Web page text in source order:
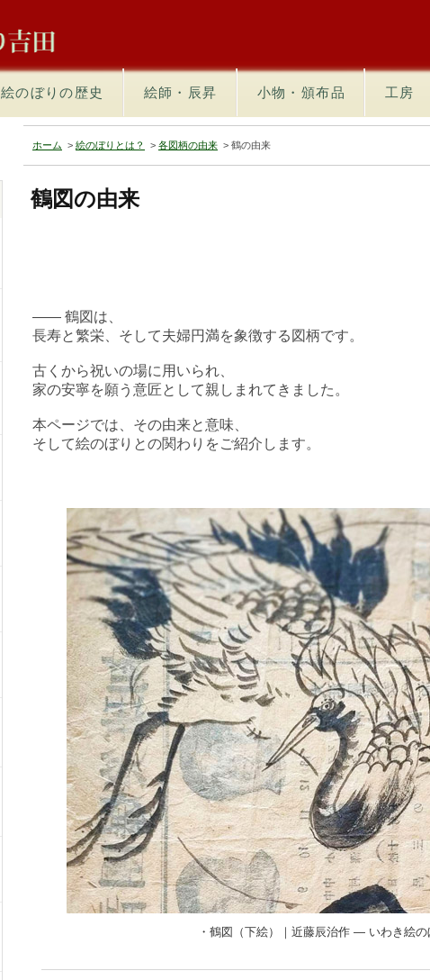
ホーム > 絵のぼりとは？ > 各図柄の由来 > 鶴の由来
鶴図の由来
—— 鶴図は、
長寿と繁栄、そして夫婦円満を象徴する図柄です。
古くから祝いの場に用いられ、
家の安寧を願う意匠として親しまれてきました。
本ページでは、その由来と意味、
そして絵のぼりとの関わりをご紹介します。
・鶴図（下絵）｜近藤辰治作 — いわき絵
絵のぼりの歴史 絵師・辰昇 小物・頒布品 工房